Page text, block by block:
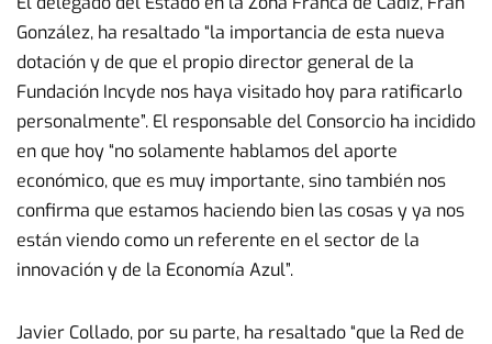
González, ha resaltado “la importancia de esta nueva
dotación y de que el propio director general de la
Fundación Incyde nos haya visitado hoy para ratificarlo
personalmente”. El responsable del Consorcio ha incidido
en que hoy “no solamente hablamos del aporte
económico, que es muy importante, sino también nos
confirma que estamos haciendo bien las cosas y ya nos
están viendo como un referente en el sector de la
innovación y de la Economía Azul”.
Javier Collado, por su parte, ha resaltado “que la Red de